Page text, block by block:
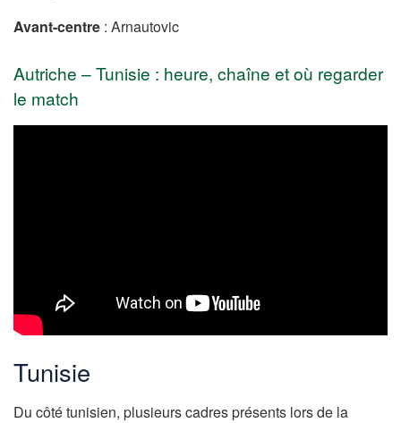
Avant-centre : Arnautovic
Autriche – Tunisie : heure, chaîne et où regarder
le match
Tunisie
Du côté tunisien, plusieurs cadres présents lors de la